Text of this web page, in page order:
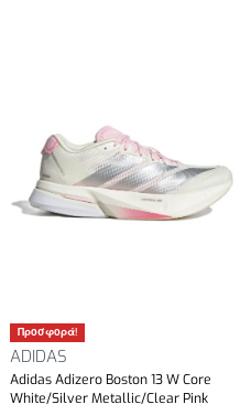
Προσφορά!
ADIDAS
Adidas Adizero Boston 13 W Core
White/Silver Metallic/Clear Pink